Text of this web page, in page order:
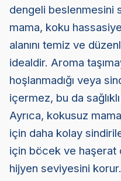
dengeli beslenmesini
mama, koku
alanını temiz ve
idealdir. Aroma
hoşlanmadığı veya
içermez, bu da
Ayrıca, kokusuz
için daha kolay
için böcek ve
hijyen seviyesini